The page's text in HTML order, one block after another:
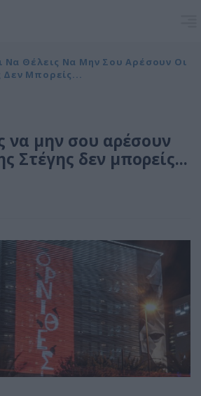
Να Θέλεις Να Μην Σου Αρέσουν Οι
Δεν Μπορείς...
να μην σου αρέσουν
Στέγης δεν μπορείς...